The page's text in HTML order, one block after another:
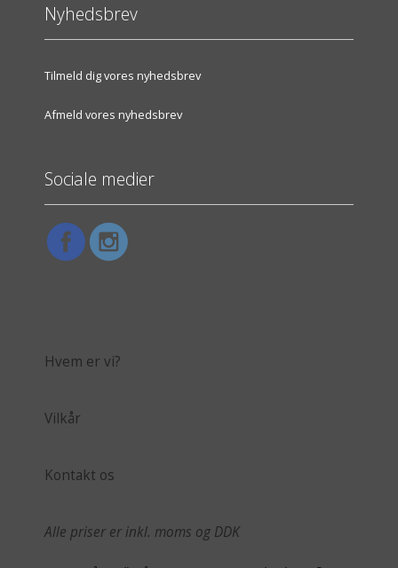
Nyhedsbrev
Tilmeld dig vores nyhedsbrev
Afmeld vores nyhedsbrev
Sociale medier
Hvem er vi?
Vilkår
Kontakt os
Alle priser er inkl. moms og DDK